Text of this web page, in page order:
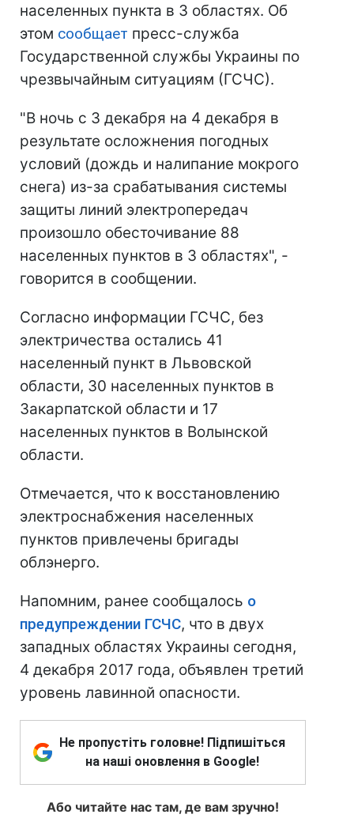
населенных пункта в 3 областях. Об
этом сообщает пресс-служба
Государственной службы Украины по
чрезвычайным ситуациям (ГСЧС).
"В ночь с 3 декабря на 4 декабря в
результате осложнения погодных
условий (дождь и налипание мокрого
снега) из-за срабатывания системы
защиты линий электропередач
произошло обесточивание 88
населенных пунктов в 3 областях", -
говорится в сообщении.
Согласно информации ГСЧС, без
электричества остались 41
населенный пункт в Львовской
области, 30 населенных пунктов в
Закарпатской области и 17
населенных пунктов в Волынской
области.
Отмечается, что к восстановлению
электроснабжения населенных
пунктов привлечены бригады
облэнерго.
Напомним, ранее сообщалось о
предупреждении ГСЧС, что в двух
западных областях Украины сегодня,
4 декабря 2017 года, объявлен третий
уровень лавинной опасности.
Не пропустіть головне! Підпишіться
на наші оновлення в Google!
Або читайте нас там, де вам зручно!